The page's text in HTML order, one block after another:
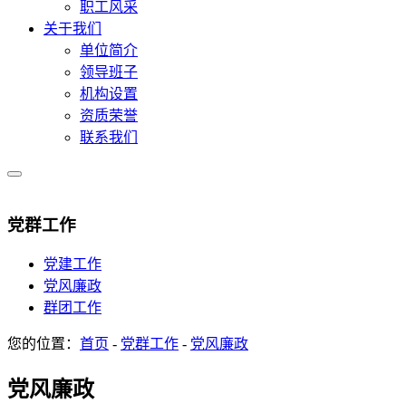
职工风采
关于我们
单位简介
领导班子
机构设置
资质荣誉
联系我们
党群工作
党建工作
党风廉政
群团工作
您的位置： 首页 - 党群工作 - 党风廉政
党风廉政